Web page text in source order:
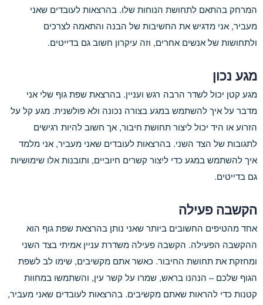
המרחק בהתאם לתחושת הנוחות שלו. בהרצאות לעובדים שאני
מעביר, אני מדגיש את החשיבות של הבנה והתאמה לצרכים
ולתחושות של אנשים אחרים, וזה עיקרון חשוב גם בדייטים.
מגע נכון
מגע קטן יכול לשדר הרבה רגש ועניין. בהרצאת שפת גוף שלי אני
מדבר על איך להשתמש במגע בצורה נכונה ולא פולשנית. מגע קל על
הזרוע או היד יכול ליצור תחושת חיבור, אך חשוב להיות רגישים
לתגובות של הצד השני. בהרצאות לעובדים שאני מעביר, אני מלמד
איך להשתמש במגע כדי ליצור קשרים חיוביים, ותובנות אלו שימושיות
גם בדייטים.
הקשבה פעילה
אחד מהטיפים החשובים ביותר שאני נותן בהרצאת שפת גוף הוא
ההקשבה הפעילה. הקשבה פעילה משדרת עניין אמיתי בצד השני
ומחזקת את תחושת החיבור. כאשר אתם מקשיבים, שימו לב לשפת
הגוף שלכם – הנהנו בראש, שמרו על קשר עין, והשתמשו במחוות
קטנות כדי להראות שאתם מקשיבים. בהרצאות לעובדים שאני מעביר,